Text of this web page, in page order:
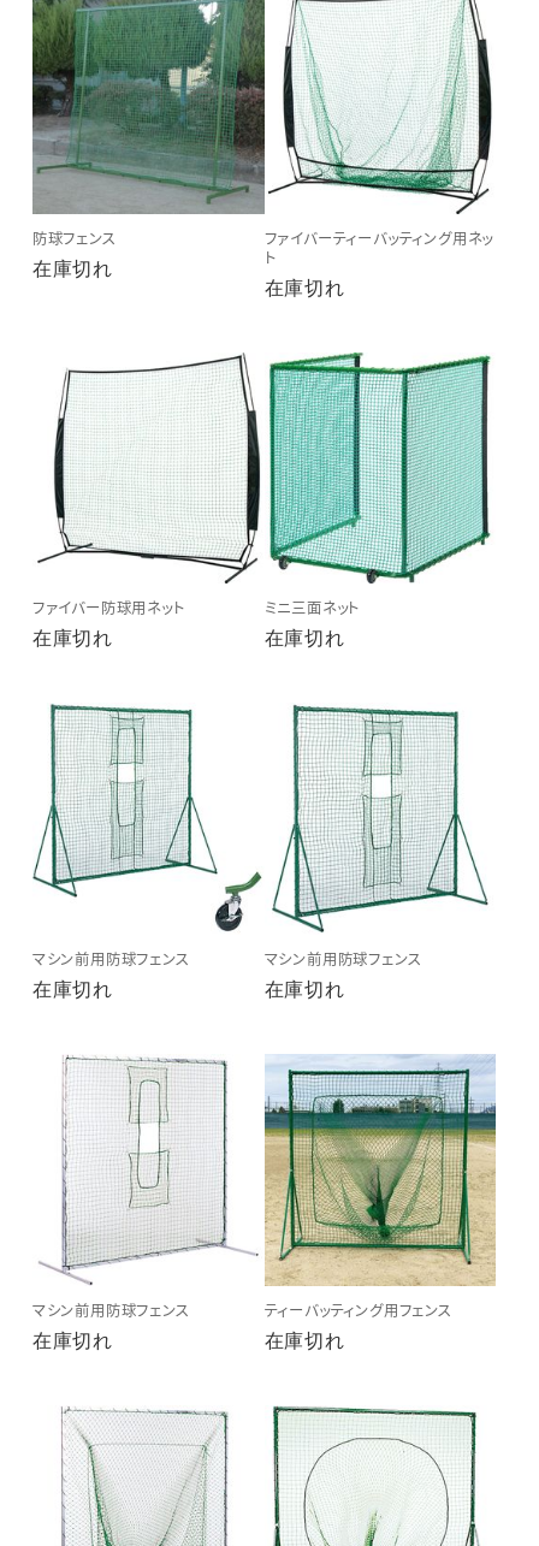
防球フェンス
在庫切れ
ファイバーティーバッティング用ネッ
ト
在庫切れ
ファイバー防球用ネット
在庫切れ
ミニ三面ネット
在庫切れ
マシン前用防球フェンス
在庫切れ
マシン前用防球フェンス
在庫切れ
マシン前用防球フェンス
在庫切れ
ティーバッティング用フェンス
在庫切れ